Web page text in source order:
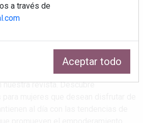
en salud, maternidad, viajes,
revista. Descubre
a través de
Aceptar todo